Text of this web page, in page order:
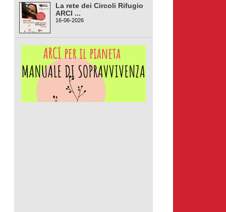
La rete dei Circoli Rifugio
ARCI ...
16-06-2026